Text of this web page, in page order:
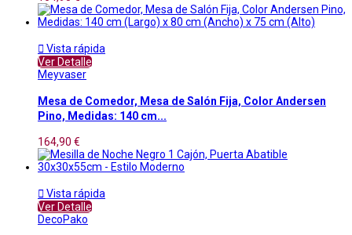
 Vista rápida
Ver Detalle
Meyvaser
Mesa de Comedor, Mesa de Salón Fija, Color Andersen
Pino, Medidas: 140 cm...
164,90 €
 Vista rápida
Ver Detalle
DecoPako